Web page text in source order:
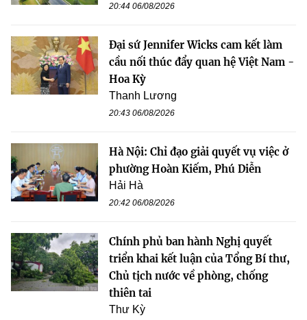
20:44 06/08/2026
Đại sứ Jennifer Wicks cam kết làm
cầu nối thúc đẩy quan hệ Việt Nam -
Hoa Kỳ
Thanh Lương
20:43 06/08/2026
Hà Nội: Chỉ đạo giải quyết vụ việc ở
phường Hoàn Kiếm, Phú Diễn
Hải Hà
20:42 06/08/2026
Chính phủ ban hành Nghị quyết
triển khai kết luận của Tổng Bí thư,
Chủ tịch nước về phòng, chống
thiên tai
Thư Kỳ